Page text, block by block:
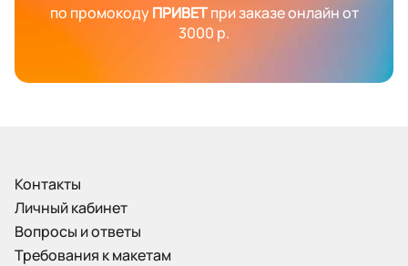
по промокодуПРИВЕТпри заказе онлайн от
3000 р.
Контакты
Личный кабинет
Вопросы и ответы
Требования к макетам